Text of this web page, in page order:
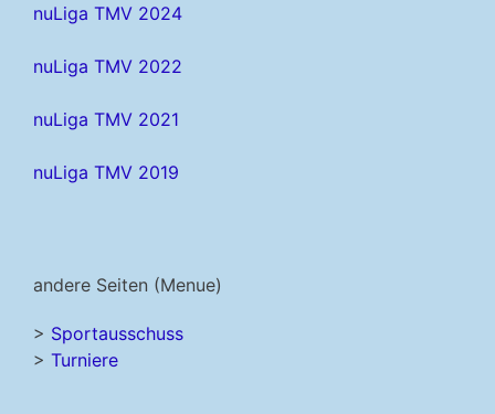
nuLiga TMV 2024
nuLiga TMV 2022
nuLiga TMV 2021
nuLiga TMV 2019
andere Seiten (Menue)
> Sportausschuss
> Turniere